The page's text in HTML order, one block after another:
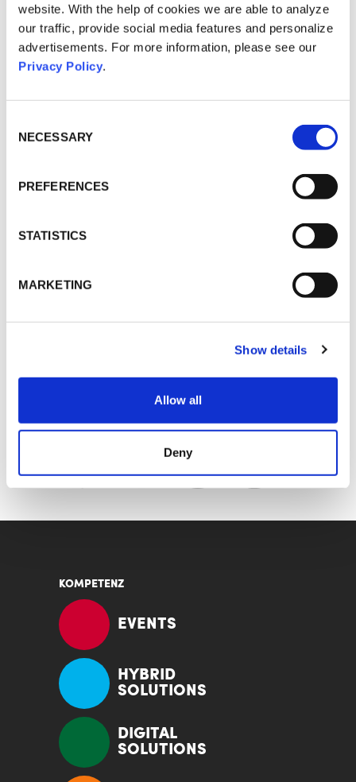
website. With the help of cookies we are able to analyze
our traffic, provide social media features and personalize
advertisements. For more information, please see our
Privacy Policy.
Selection
NECESSARY
PREFERENCES
STATISTICS
MARKETING
Show details
Allow all
Deny
DAS KÖNNTE SIE AUCH INTERESSIEREN:
NIE: EVENTS IM METAVERSE
KONTAKT
KOMPETENZ
EVENTS
HYBRID
SOLUTIONS
DIGITAL
SOLUTIONS